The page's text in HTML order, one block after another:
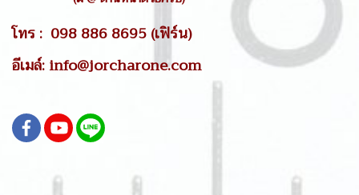
โทร : 098 886 8695 (เฟิร์น)
อีเมล์: info@jorcharone.com